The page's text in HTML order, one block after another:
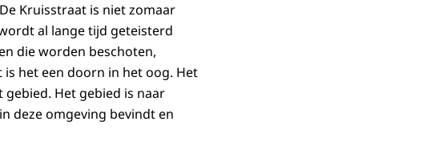
Kruisstraat is niet zomaar
al lange tijd geteisterd
die worden beschoten,
het een doorn in het oog. Het
Het gebied is naar
deze omgeving bevindt en